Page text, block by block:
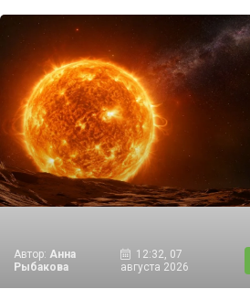
Автор: Анна
Рыбакова
12:32, 07
августа 2026